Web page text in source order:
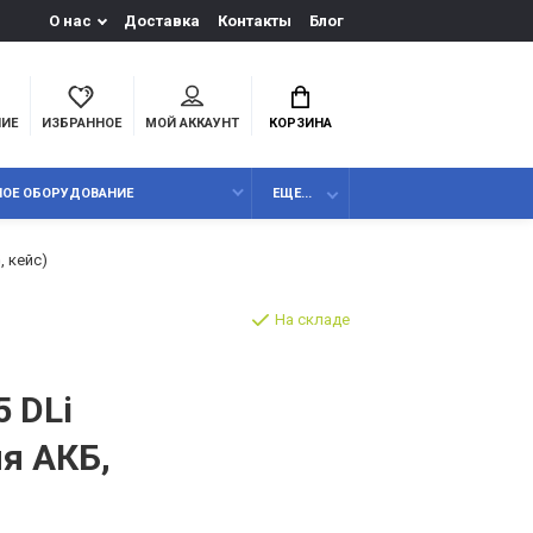
О нас Доставка Контакты Блог
ИЗБРАННОЕ МОЙ АККАУНТ КОРЗИНА
ОБОРУДОВАНИЕ ЕЩЕ...
кейс)
DLi
АКБ,
На складе